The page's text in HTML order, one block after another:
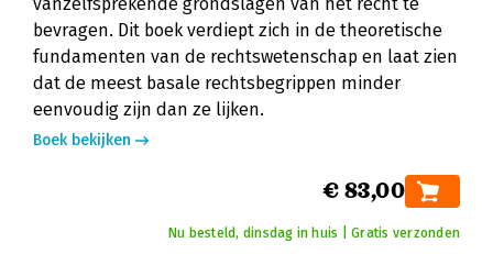
bevragen. Dit boek verdiept zich in de theoretische
fundamenten van de rechtswetenschap en laat zien
dat de meest basale rechtsbegrippen minder
eenvoudig zijn dan ze lijken.
Boek bekijken
€ 83,00
Nu besteld, dinsdag in huis | Gratis verzonden